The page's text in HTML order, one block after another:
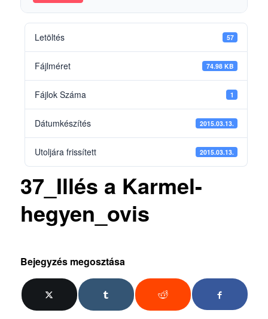
Letöltés 57
Fájlméret 74.98 KB
Fájlok Száma 1
Dátumkészítés 2015.03.13.
Utoljára frissített 2015.03.13.
37_Illés a Karmel-
hegyen_ovis
Bejegyzés megosztása